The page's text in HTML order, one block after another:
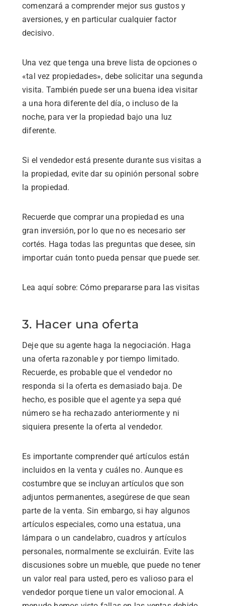
comenzará a comprender mejor sus gustos y
aversiones, y en particular cualquier factor
decisivo.
Una vez que tenga una breve lista de opciones o
«tal vez propiedades», debe solicitar una segunda
visita. También puede ser una buena idea visitar
a una hora diferente del día, o incluso de la
noche, para ver la propiedad bajo una luz
diferente.
Si el vendedor está presente durante sus visitas a
la propiedad, evite dar su opinión personal sobre
la propiedad.
Recuerde que comprar una propiedad es una
gran inversión, por lo que no es necesario ser
cortés. Haga todas las preguntas que desee, sin
importar cuán tonto pueda pensar que puede ser.
Lea aquí sobre: Cómo prepararse para las visitas
3. Hacer una oferta
Deje que su agente haga la negociación. Haga
una oferta razonable y por tiempo limitado.
Recuerde, es probable que el vendedor no
responda si la oferta es demasiado baja. De
hecho, es posible que el agente ya sepa qué
número se ha rechazado anteriormente y ni
siquiera presente la oferta al vendedor.
Es importante comprender qué artículos están
incluidos en la venta y cuáles no. Aunque es
costumbre que se incluyan artículos que son
adjuntos permanentes, asegúrese de que sean
parte de la venta. Sin embargo, si hay algunos
artículos especiales, como una estatua, una
lámpara o un candelabro, cuadros y artículos
personales, normalmente se excluirán. Evite las
discusiones sobre un mueble, que puede no tener
un valor real para usted, pero es valioso para el
vendedor porque tiene un valor emocional. A